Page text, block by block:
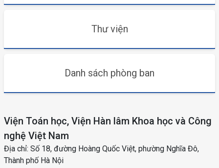
Thư viện
Danh sách phòng ban
Viện Toán học, Viện Hàn lâm Khoa học và Công
nghệ Việt Nam
Địa chỉ: Số 18, đường Hoàng Quốc Việt, phường Nghĩa Đô,
Thành phố Hà Nội